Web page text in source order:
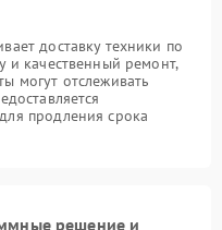
доставку техники по
и качественный ремонт,
могут отслеживать
продления срока
решение и